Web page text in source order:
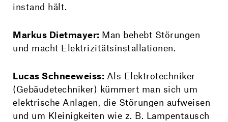
instand hält.
Markus Dietmayer: Man behebt Störungen
und macht Elektrizitätsinstallationen.
Lucas Schneeweiss: Als Elektrotechniker
(Gebäudetechniker) kümmert man sich um
elektrische Anlagen, die Störungen aufweisen
und um Kleinigkeiten wie z. B. Lampentausch